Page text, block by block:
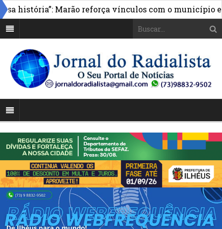
história”: Marão reforça vínculos com o município e